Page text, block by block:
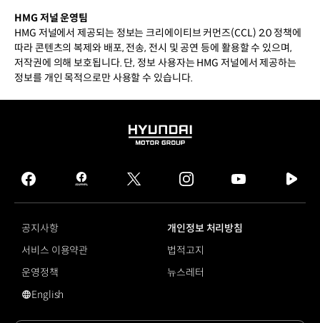
HMG 저널 운영팀
HMG 저널에서 제공되는 정보는 크리에이티브 커먼즈(CCL) 2.0 정책에
따라 콘텐츠의 복제와 배포, 전송, 전시 및 공연 등에 활용할 수 있으며,
저작권에 의해 보호됩니다. 단, 정보 사용자는 HMG 저널에서 제공하는
정보를 개인 목적으로만 사용할 수 있습니다.
HYUNDAI
GROUP
facebook
hmg
journal
twitter instagram
tv
공지사항
개인정보 처리방침
서비스 이용약관
법적고지
운영정책
뉴스레터
영문 사이트로 이동
English